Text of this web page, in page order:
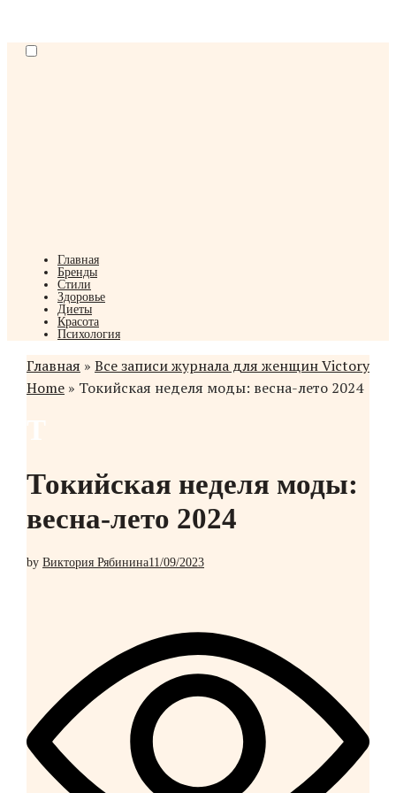
Skip
VictoryHome
Женский журнал про здоровье, отношения, интерьер, моду.
Главная
Бренды
Стили
Здоровье
Диеты
Красота
Психология
Главная » Все записи журнала для женщин Victory
Home » Токийская неделя моды: весна-лето 2024
Токийская неделя моды:
весна-лето 2024
by Виктория Рябинина11/09/2023